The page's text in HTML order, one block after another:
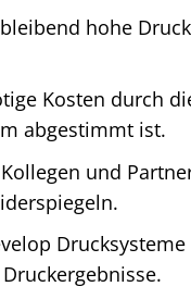
hohe
Kosten durch
abgestimmt ist.
und